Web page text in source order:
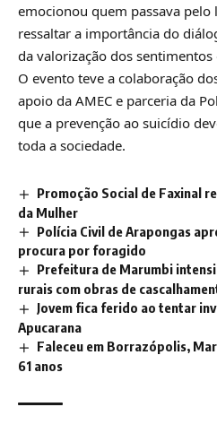
emocionou quem passava pelo
ressaltar a importância do
da valorização dos sentimentos
O evento teve a colaboração
apoio da AMEC e parceria da
que a prevenção ao suicídio
toda a sociedade.
Promoção Social de Faxinal
da Mulher
Polícia Civil de Arapongas
procura por foragido
Prefeitura de Marumbi
rurais com obras de
Jovem fica ferido ao tentar
Apucarana
Faleceu em Borrazópolis,
61 anos